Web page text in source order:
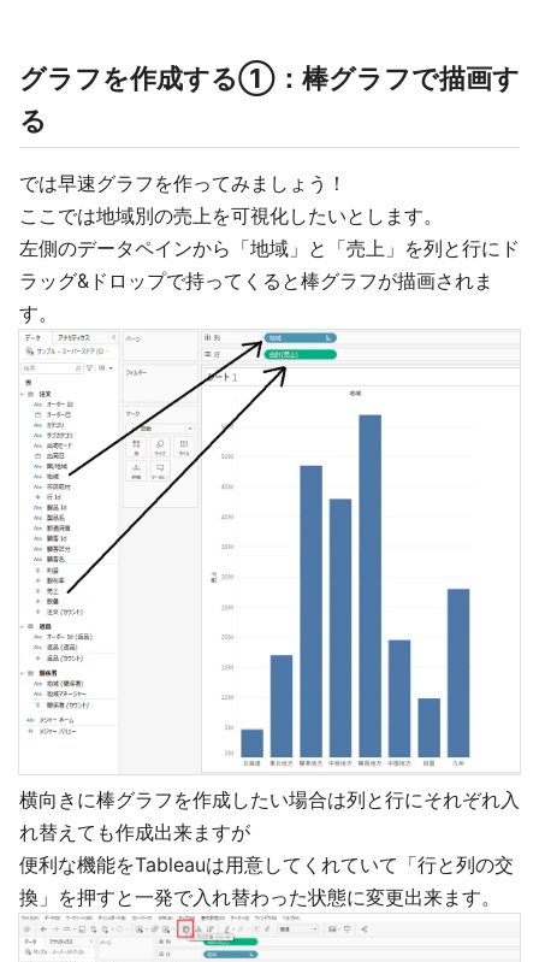
グラフを作成する①：棒グラフで描画す
る
では早速グラフを作ってみましょう！
ここでは地域別の売上を可視化したいとします。
左側のデータペインから「地域」と「売上」を列と行にド
ラッグ&ドロップで持ってくると棒グラフが描画されま
す。
横向きに棒グラフを作成したい場合は列と行にそれぞれ入
れ替えても作成出来ますが
便利な機能をTableauは用意してくれていて「行と列の交
換」を押すと一発で入れ替わった状態に変更出来ます。